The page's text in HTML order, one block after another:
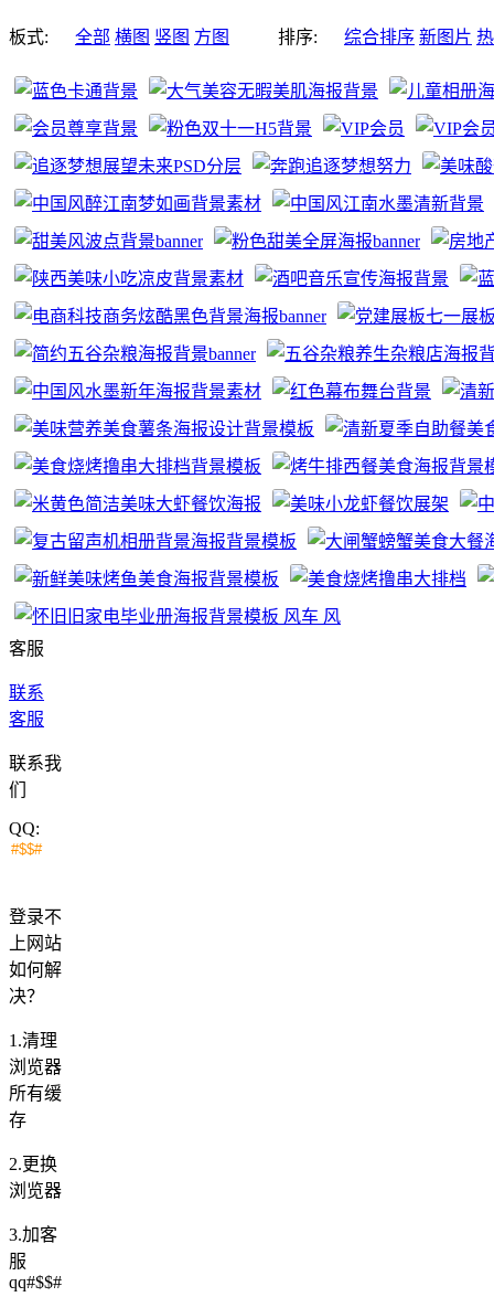
板式: 全部 横图 竖图 方图 排序: 综合排序 新图片
客服
联系
客服
联系我
们
QQ:
登录不
上网站
如何解
决？
1.清理
浏览器
所有缓
存
2.更换
浏览器
3.加客
服
qq#$$#